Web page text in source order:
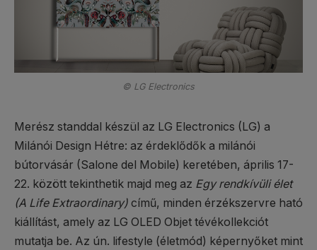
© LG Electronics
Merész standdal készül az LG Electronics (LG) a
Milánói Design Hétre: az érdeklődők a milánói
bútorvásár (Salone del Mobile) keretében, április 17-
22. között tekinthetik majd meg az Egy rendkívüli élet
(A Life Extraordinary) című, minden érzékszervre ható
kiállítást, amely az LG OLED Objet tévékollekciót
mutatja be. Az ún. lifestyle (életmód) képernyőket mint